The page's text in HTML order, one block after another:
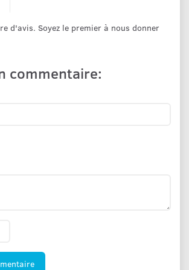
d'avis. Soyez le premier à nous donner
commentaire: